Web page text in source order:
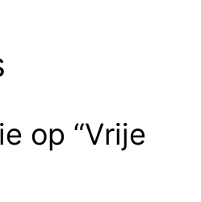
op “Vrije